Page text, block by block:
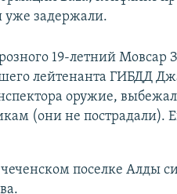
уже задержали.
19-летний Мовсар
лейтенанта ГИБДД
оружие, выбежал
(они не пострадали).
чеченском поселке Алды